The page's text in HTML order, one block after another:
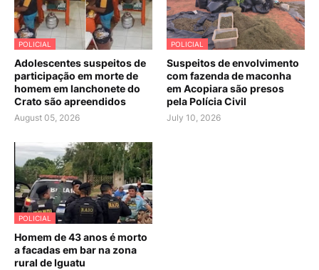
POLICIAL
Adolescentes suspeitos de
participação em morte de
homem em lanchonete do
Crato são apreendidos
August 05, 2026
POLICIAL
Suspeitos de envolvimento
com fazenda de maconha
em Acopiara são presos
pela Polícia Civil
July 10, 2026
POLICIAL
Homem de 43 anos é morto
a facadas em bar na zona
rural de Iguatu